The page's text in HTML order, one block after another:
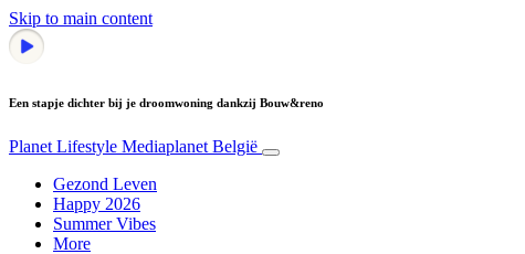
Skip to main content
Een stapje dichter bij je droomwoning dankzij Bouw&reno
Planet Lifestyle Mediaplanet België
Gezond Leven
Happy 2026
Summer Vibes
More